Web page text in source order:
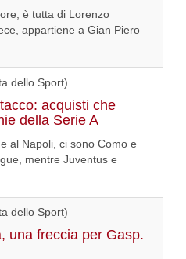
è tutta di Lorenzo
appartiene a Gian Piero
dello Sport)
acquisti che
della Serie A
al Napoli, ci sono Como e
mentre Juventus e
dello Sport)
una freccia per Gasp.